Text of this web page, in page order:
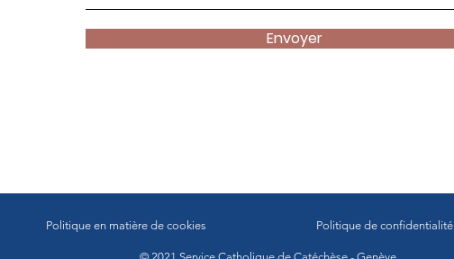
Envoyer
Politique en matière de cookies Politique de confidentialité